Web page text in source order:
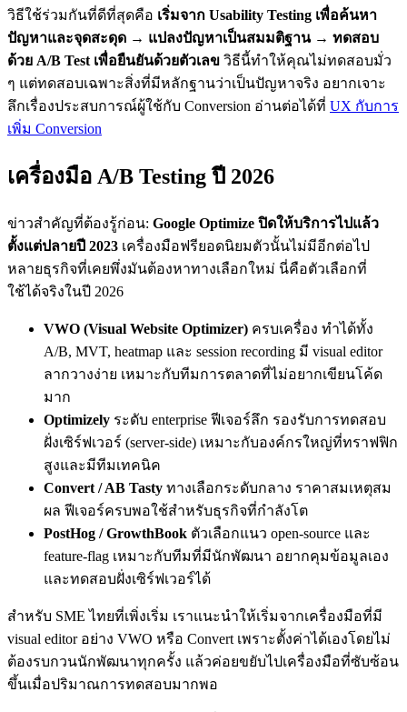
วิธีใช้ร่วมกันที่ดีที่สุดคือ เริ่มจาก Usability Testing เพื่อค้นหา
ปัญหาและจุดสะดุด → แปลงปัญหาเป็นสมมติฐาน → ทดสอบ
ด้วย A/B Test เพื่อยืนยันด้วยตัวเลข วิธีนี้ทำให้คุณไม่ทดสอบมั่ว
ๆ แต่ทดสอบเฉพาะสิ่งที่มีหลักฐานว่าเป็นปัญหาจริง อยากเจาะ
ลึกเรื่องประสบการณ์ผู้ใช้กับ Conversion อ่านต่อได้ที่ UX กับการ
เพิ่ม Conversion
เครื่องมือ A/B Testing ปี 2026
ข่าวสำคัญที่ต้องรู้ก่อน: Google Optimize ปิดให้บริการไปแล้ว
ตั้งแต่ปลายปี 2023 เครื่องมือฟรียอดนิยมตัวนั้นไม่มีอีกต่อไป
หลายธุรกิจที่เคยพึ่งมันต้องหาทางเลือกใหม่ นี่คือตัวเลือกที่
ใช้ได้จริงในปี 2026
VWO (Visual Website Optimizer) ครบเครื่อง ทำได้ทั้ง
A/B, MVT, heatmap และ session recording มี visual editor
ลากวางง่าย เหมาะกับทีมการตลาดที่ไม่อยากเขียนโค้ด
มาก
Optimizely ระดับ enterprise ฟีเจอร์ลึก รองรับการทดสอบ
ฝั่งเซิร์ฟเวอร์ (server-side) เหมาะกับองค์กรใหญ่ที่ทราฟฟิก
สูงและมีทีมเทคนิค
Convert / AB Tasty ทางเลือกระดับกลาง ราคาสมเหตุสม
ผล ฟีเจอร์ครบพอใช้สำหรับธุรกิจที่กำลังโต
PostHog / GrowthBook ตัวเลือกแนว open-source และ
feature-flag เหมาะกับทีมที่มีนักพัฒนา อยากคุมข้อมูลเอง
และทดสอบฝั่งเซิร์ฟเวอร์ได้
สำหรับ SME ไทยที่เพิ่งเริ่ม เราแนะนำให้เริ่มจากเครื่องมือที่มี
visual editor อย่าง VWO หรือ Convert เพราะตั้งค่าได้เองโดยไม่
ต้องรบกวนนักพัฒนาทุกครั้ง แล้วค่อยขยับไปเครื่องมือที่ซับซ้อน
ขึ้นเมื่อปริมาณการทดสอบมากพอ